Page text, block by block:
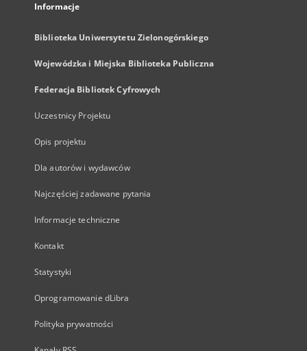
Informacje
Biblioteka Uniwersytetu Zielonogórskiego
Wojewódzka i Miejska Biblioteka Publiczna
Federacja Bibliotek Cyfrowych
Uczestnicy Projektu
Opis projektu
Dla autorów i wydawców
Najczęściej zadawane pytania
Informacje techniczne
Kontakt
Statystyki
Oprogramowanie dLibra
Polityka prywatności